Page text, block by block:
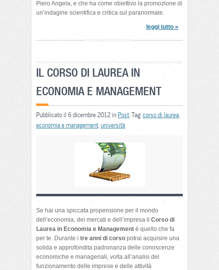
Piero Angela, e che ha come obiettivo la promozione di
un’indagine scientifica e critica sul paranormale.
leggi tutto »
IL CORSO DI LAUREA IN
ECONOMIA E MANAGEMENT
Pubblicato il 6 dicembre 2012 inPost . Tag:corso di laurea
economia e management università
Se hai una spiccata propensione per il mondo
dell’economia, dei mercati e dell’impresa il Corso di
Laurea in Economia e Management è quello che fa
per te. Durante i tre anni di corso potrai acquisire una
solida e approfondita padronanza delle conoscenze
economiche e manageriali, volta all’analisi del
funzionamento delle imprese e delle attività